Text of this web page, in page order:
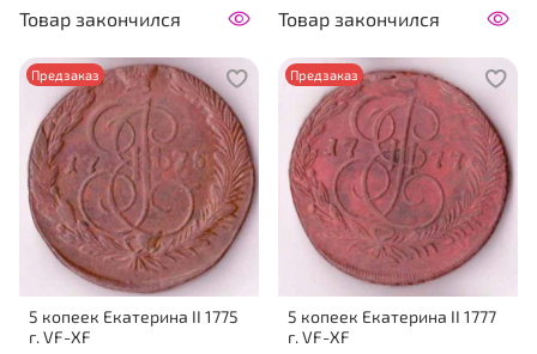
Товар закончился Товар закончился
Предзаказ
5 копеек Екатерина II 1775
г. VF-XF
Предзаказ
5 копеек Екатерина II 1777
г. VF-XF